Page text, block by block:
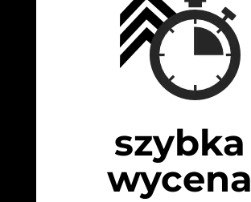
szybka
wycena